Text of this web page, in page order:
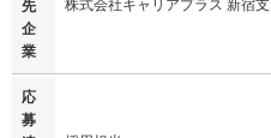
先
企
業
株式会社キャリアプラス 新宿
応
募